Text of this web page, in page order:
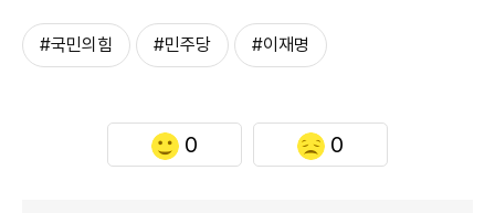
#국민의힘 #민주당 #이재명
0 0